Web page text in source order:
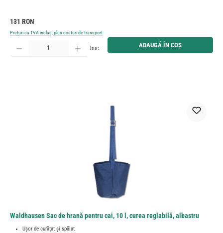
Preț obișnuit:
131 RON
Prețuri cu TVA inclus, plus costuri de transport
Cantitate produs: Introduceți cantitatea dorită sau utilizați butoanele pentru a mări sau micșora
buc. ADAUGĂ ÎN COȘ
Waldhausen Sac de hrană pentru cai, 10 l, curea reglabilă, albastru
Ușor de curățat și spălat